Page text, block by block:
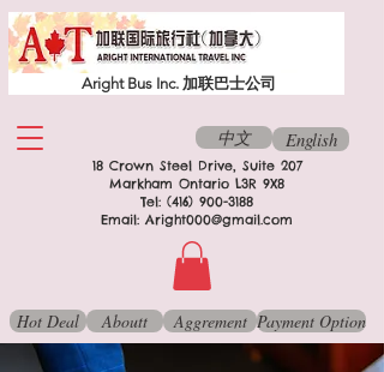
English
18 Crown Steel Drive, Suite 207
Markham Ontario L3R 9X8
Tel: (416) 900-3188
Email: Aright000@gmail.com
中文
Aright Bus Inc. 加联巴士公司
Hot Deal Aboutt Aggrement Payment Option